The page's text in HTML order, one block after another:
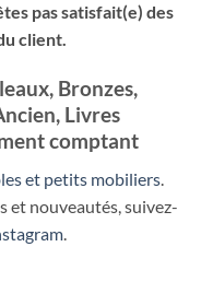
pas satisfait(e) des
client.
Bronzes,
Livres
comptant
et petits mobiliers
et nouveautés, suivez-